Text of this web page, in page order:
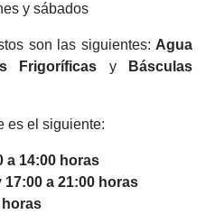
y sábados
son las siguientes: Agua
Frigoríficas y
Básculas
es el siguiente:
a 14:00 horas
17:00 a 21:00 horas
horas